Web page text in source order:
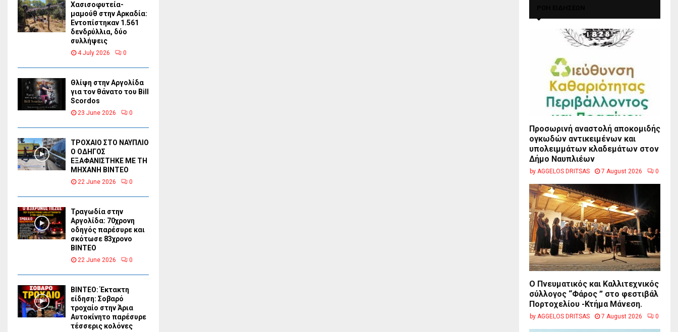
Χασισοφυτεία-
μαμούθ στην Αρκαδία:
Εντοπίστηκαν 1.561
δενδρύλλια, δύο
συλλήψεις
4 July 2026 0
Θλίψη στην Αργολίδα
για τον θάνατο του Bill
Scordos
23 June 2026 0
ΤΡΟΧΑΙΟ ΣΤΟ ΝΑΥΠΛΙΟ
Ο ΟΔΗΓΟΣ
ΕΞΑΦΑΝΙΣΤΗΚΕ ΜΕ ΤΗ
ΜΗΧΑΝΗ ΒΙΝΤΕΟ
22 June 2026 0
Τραγωδία στην
Αργολίδα: 70χρονη
οδηγός παρέσυρε και
σκότωσε 83χρονο
ΒΙΝΤΕΟ
22 June 2026 0
ΒΙΝΤΕΟ: Έκτακτη
είδηση: Σοβαρό
τροχαίο στην Άρια
Αυτοκίνητο παρέσυρε
τέσσερις κολόνες
Προσωρινή αναστολή αποκομιδής
ογκωδών αντικειμένων και
υπολειμμάτων κλαδεμάτων στον
Δήμο Ναυπλιέων
by AGGELOS DRITSAS 7 August 2026 0
Ο Πνευματικός και Καλλιτεχνικός
σύλλογος “Φάρος ” στο φεστιβάλ
Πορτοχελίου -Κτήμα Μάνεση.
by AGGELOS DRITSAS 7 August 2026 0